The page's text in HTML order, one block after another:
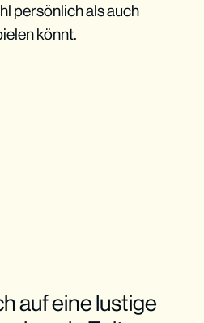
persönlich als auch
könnt.
auf eine lustige